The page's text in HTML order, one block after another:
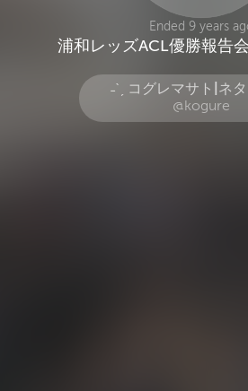
Ended 9 years
浦和レッズACL優勝報告
˗ˋˏ コグレマサト|ネタ
@kogure